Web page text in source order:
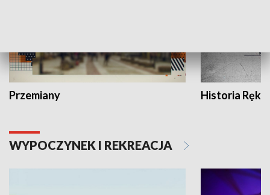
Przemiany Historia Ręką
WYPOCZYNEK I REKREACJA